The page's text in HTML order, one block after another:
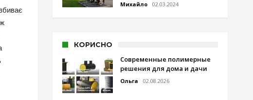
Михайло 02.03.2024
КОРИСНО
Современные полимерные
решения для дома и дачи
Ольга 02.08.2026